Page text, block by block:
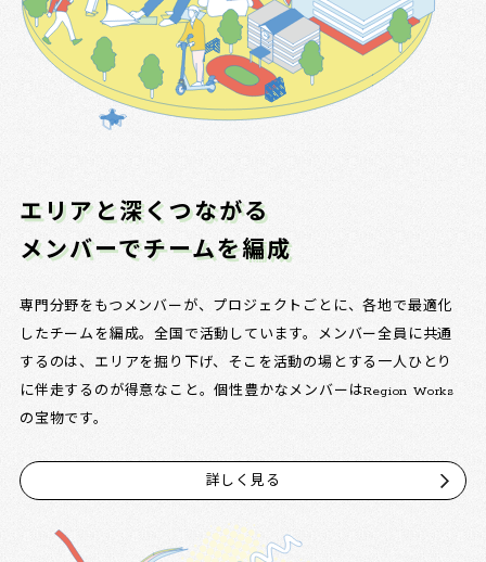
エリアと深くつながる
メンバーでチームを編成
専門分野をもつメンバーが、プロジェクトごとに、各地で最適化
したチームを編成。全国で活動しています。メンバー全員に共通
するのは、エリアを掘り下げ、そこを活動の場とする一人ひとり
に伴走するのが得意なこと。個性豊かなメンバーはRegion Works
の宝物です。
詳しく見る